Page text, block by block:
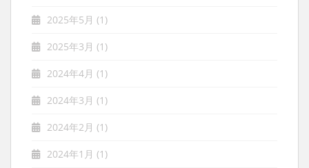
2025年5月 (1)
2025年3月 (1)
2024年4月 (1)
2024年3月 (1)
2024年2月 (1)
2024年1月 (1)